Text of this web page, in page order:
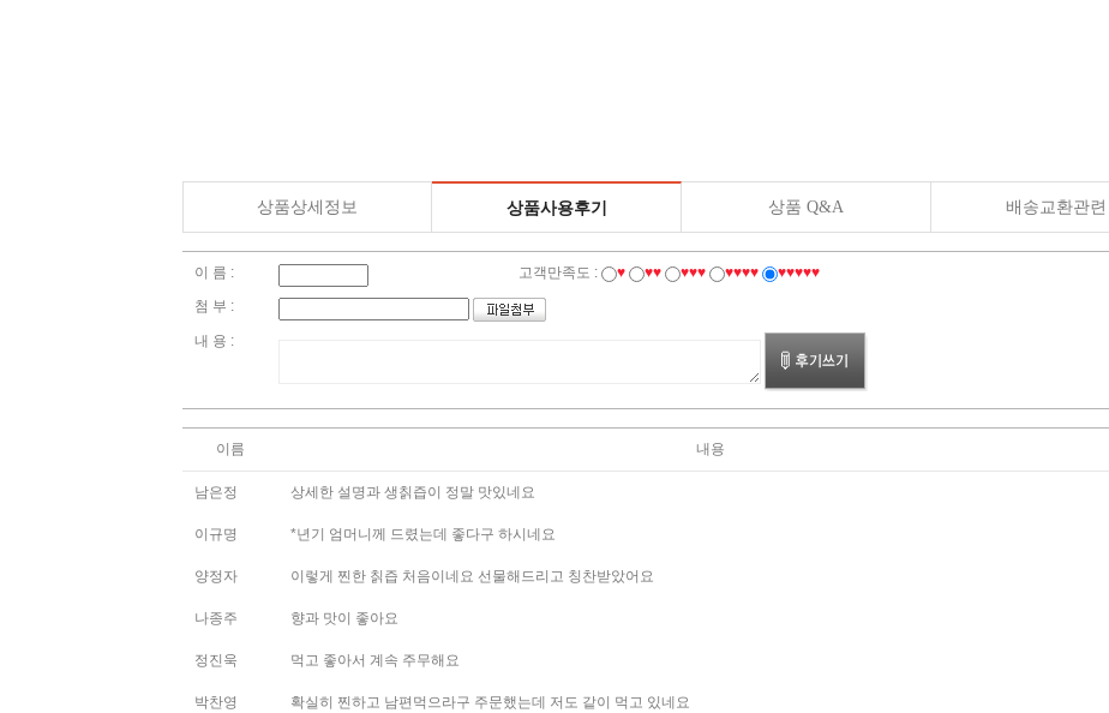
상품상세정보 상품사용후기 상품 Q&A 배송교환관련
이 름 : 고객만족도 : ♥ ♥♥ ♥♥♥ ♥♥♥♥
♥♥♥♥♥
첨 부 :
내 용 :
이름 내용
남은정 상세한 설명과 생칡즙이 정말 맛있네요
이규명 *년기 엄머니께 드렸는데 좋다구 하시네요
양정자 이렇게 찐한 칡즙 처음이네요 선물해드리고 칭찬받았어요
나종주 향과 맛이 좋아요
정진욱 먹고 좋아서 계속 주무해요
박찬영 확실히 찐하고 남편먹으라구 주문했는데 저도 같이 먹고 있네요